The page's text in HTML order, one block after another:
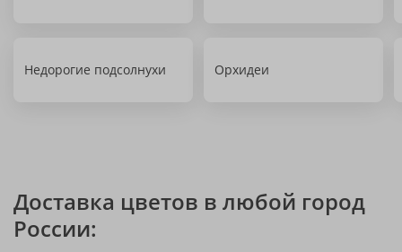
Недорогие подсолнухи Орхидеи
Доставка цветов в любой город
России: